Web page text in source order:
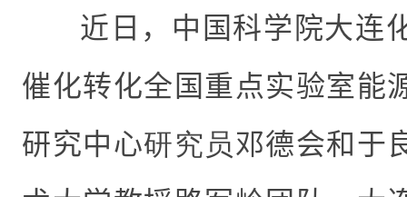
近日，中国科学院大连
催化转化全国重点实验室能
研究中心研究员邓德会和于